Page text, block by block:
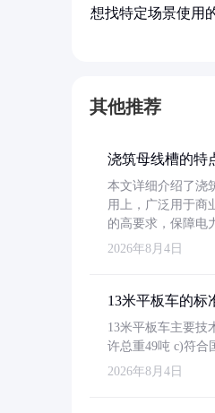
想找特定场景使用
其他推荐
浇筑母线槽的特
本文详细介绍了浇
用上，广泛用于商
的高要求，保障电
2026年8月4日
13米平板车的标
13米平板车主要技
许总重49吨 c)符合
2026年8月4日